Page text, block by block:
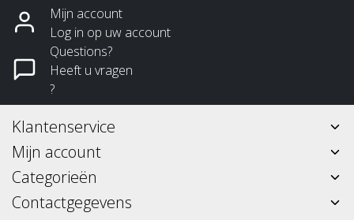
Mijn account
Log in op uw account
Questions?
Heeft u vragen
?
Klantenservice
Mijn account
Categorieën
Contactgegevens